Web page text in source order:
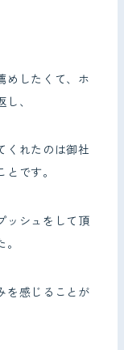
めしたくて、ホ
、
くれたのは御社
です。
ッシュをして頂
を感じることが